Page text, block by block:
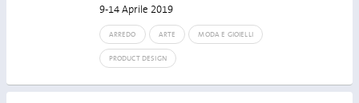
9-14 Aprile 2019
ARREDO ARTE MODA E GIOIELLI
PRODUCT DESIGN